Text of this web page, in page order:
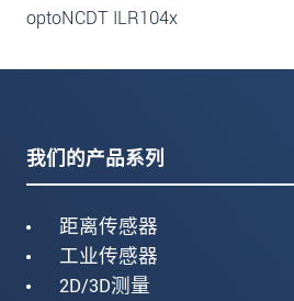
optoNCDT ILR104x
我们的产品系列
距离传感器
工业传感器
2D/3D测量